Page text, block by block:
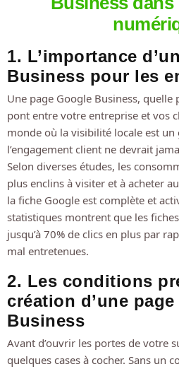
1. L’importance
Business pour les
Une page Google Business, quelle
pont entre votre entreprise et vos
monde où la visibilité locale est un
l’engagement client ne devrait
Selon diverses études, les
plus enclins à visiter et à acheter
la fiche Google est complète et
statistiques montrent que les
jusqu’à 70% de clics en plus par
mal entretenues.
2. Les conditions
création d’une
Business
Avant d’ouvrir les portes de votre
quelques cases à cocher. Sans un